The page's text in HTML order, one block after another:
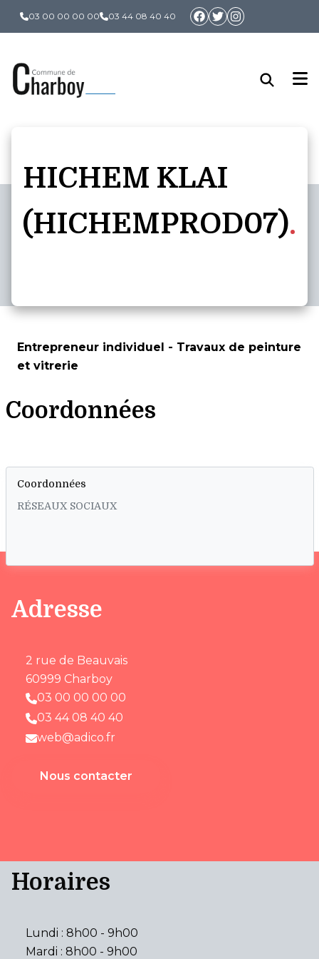
03 00 00 00 00 03 44 08 40 40
HICHEM KLAI
(HICHEMPROD07)
Entrepreneur individuel - Travaux de peinture
et vitrerie
Coordonnées
Coordonnées
RÉSEAUX SOCIAUX
Adresse
2 rue de Beauvais
60999 Charboy
03 00 00 00 00
03 44 08 40 40
web@adico.fr
Nous contacter
Horaires
Lundi : 8h00 - 9h00
Mardi : 8h00 - 9h00
Panneau de gestion des cookies